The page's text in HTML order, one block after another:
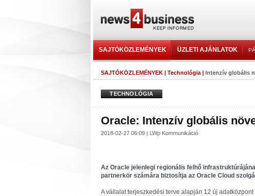
SAJTÓKÖZLEMÉNYEK ÜZLETI AJÁNLATOK
SAJTÓKÖZLEMÉNYEK | Technológia | Intenzív globális
TECHNOLÓGIA
Oracle: Intenzív globális
2018-02-27 06:09 | LWp Kommunikáció
Az Oracle jelenlegi regionális felhő
partnerkör számára biztosítja az Oracle Cloud
A vállalat terjeszkedési terve alapján 12 új